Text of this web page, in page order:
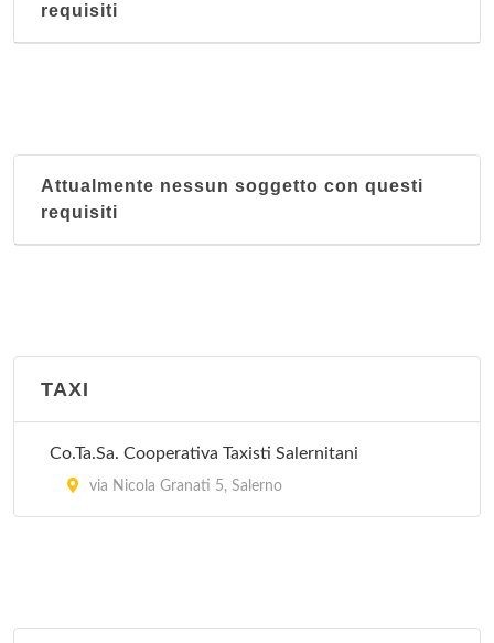
requisiti
Attualmente nessun soggetto con questi
requisiti
TAXI
Co.Ta.Sa. Cooperativa Taxisti Salernitani
via Nicola Granati 5, Salerno